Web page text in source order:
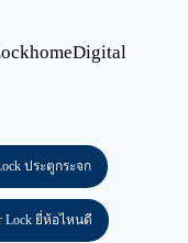
ประตูกระจก
Lock ยี่ห้อไหนดี